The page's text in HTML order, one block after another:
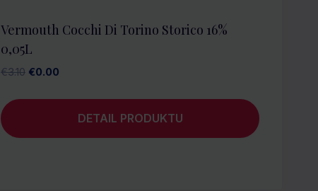
Vermouth Cocchi Di Torino Storico 16%
0,05L
€3.10 Pôvodná
€0.00
€0.00.DETAIL PRODUKTU